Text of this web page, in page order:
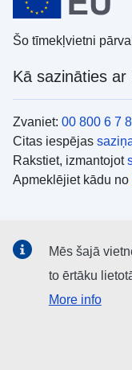
Šo tīmekļvietni
Kā sazināties ar
Zvaniet: 00 800 6 7
Citas iespējas
Rakstiet, izmantojot
Apmeklējiet kādu no
ES kontisociālajos
Mēs šajā
to ērtāku
More info